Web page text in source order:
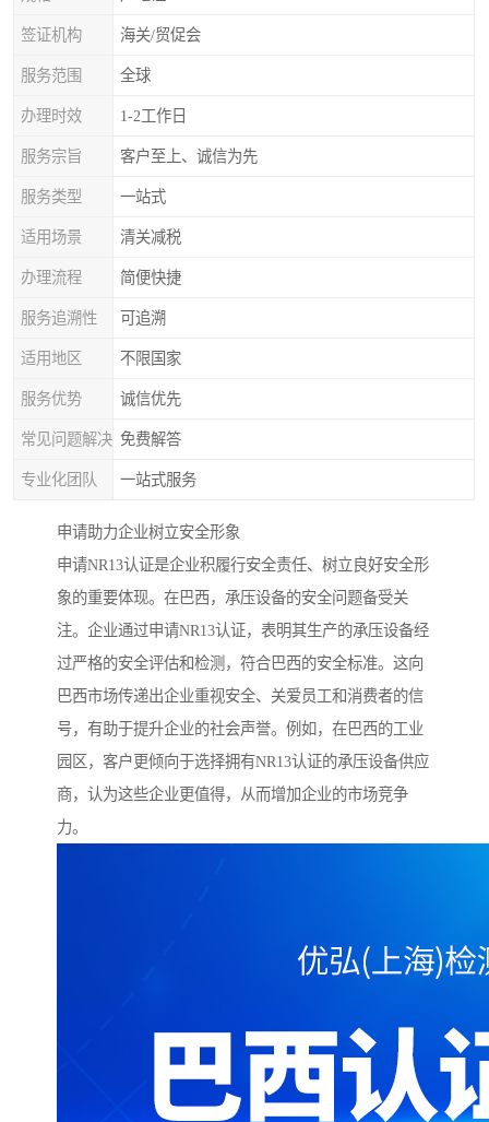
签证机构 海关/贸促会
服务范围 全球
办理时效 1-2工作日
服务宗旨 客户至上、诚信为先
服务类型 一站式
适用场景 清关减税
办理流程 简便快捷
服务追溯性 可追溯
适用地区 不限国家
服务优势 诚信优先
常见问题解决 免费解答
专业化团队 一站式服务
申请助力企业树立安全形象
申请NR13认证是企业积履行安全责任、树立良好安全形
象的重要体现。在巴西，承压设备的安全问题备受关
注。企业通过申请NR13认证，表明其生产的承压设备经
过严格的安全评估和检测，符合巴西的安全标准。这向
巴西市场传递出企业重视安全、关爱员工和消费者的信
号，有助于提升企业的社会声誉。例如，在巴西的工业
园区，客户更倾向于选择拥有NR13认证的承压设备供应
商，认为这些企业更值得，从而增加企业的市场竞争
力。